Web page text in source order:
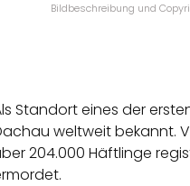
Bildbeschreibung und
Standort eines der
weltweit bekannt.
204.000 Häftlinge